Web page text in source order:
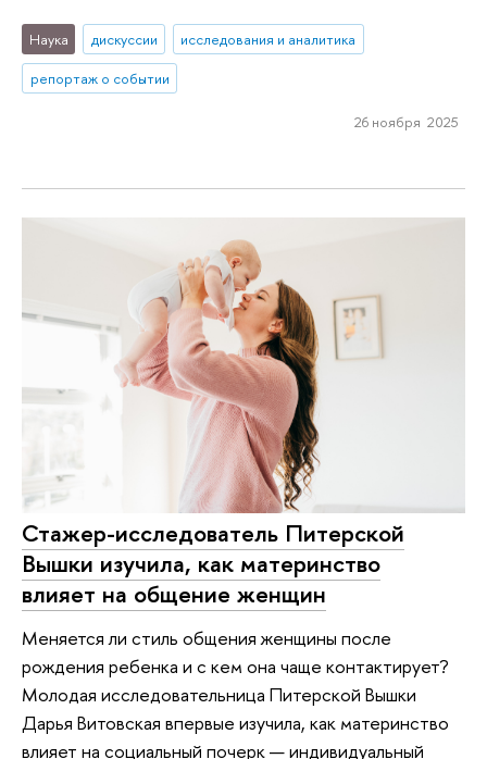
Наука дискуссии
исследования и аналитика
репортаж о событии
26 ноября 2025
Стажер-исследователь Питерской
Вышки изучила, как материнство
влияет на общение женщин
Меняется ли стиль общения женщины после
рождения ребенка и с кем она чаще контактирует?
Молодая исследовательница Питерской Вышки
Дарья Витовская впервые изучила, как материнство
влияет на социальный почерк — индивидуальный